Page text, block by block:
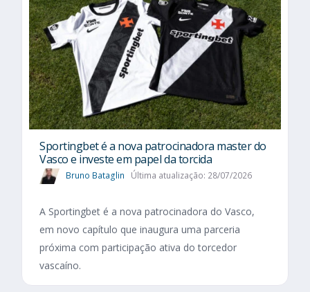
Sportingbet é a nova patrocinadora master do
Vasco e investe em papel da torcida
Bruno Bataglin Última atualização: 28/07/2026
A Sportingbet é a nova patrocinadora do Vasco,
em novo capítulo que inaugura uma parceria
próxima com participação ativa do torcedor
vascaíno.